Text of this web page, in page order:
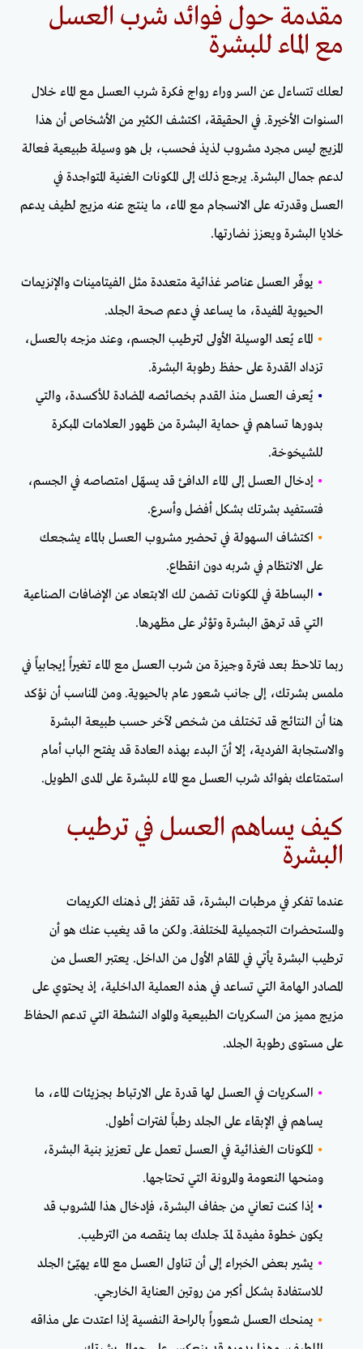
مقدمة حول فوائد شرب العسل
مع الماء للبشرة
لعلك تتساءل عن السر وراء رواج فكرة شرب العسل مع الماء خلال
السنوات الأخيرة. في الحقيقة، اكتشف الكثير من الأشخاص أن هذا
المزيج ليس مجرد مشروب لذيذ فحسب، بل هو وسيلة طبيعية فعالة
لدعم جمال البشرة. يرجع ذلك إلى المكونات الغنية المتواجدة في
العسل وقدرته على الانسجام مع الماء، ما ينتج عنه مزيج لطيف يدعم
خلايا البشرة ويعزز نضارتها.
• يوفّر العسل عناصر غذائية متعددة مثل الفيتامينات والإنزيمات
الحيوية المفيدة، ما يساعد في دعم صحة الجلد.
• الماء يُعد الوسيلة الأولى لترطيب الجسم، وعند مزجه بالعسل،
تزداد القدرة على حفظ رطوبة البشرة.
• يُعرف العسل منذ القدم بخصائصه المضادة للأكسدة، والتي
بدورها تساهم في حماية البشرة من ظهور العلامات المبكرة
للشيخوخة.
• إدخال العسل إلى الماء الدافئ قد يسهّل امتصاصه في الجسم،
فتستفيد بشرتك بشكل أفضل وأسرع.
• اكتشاف السهولة في تحضير مشروب العسل بالماء يشجعك
على الانتظام في شربه دون انقطاع.
• البساطة في المكونات تضمن لك الابتعاد عن الإضافات الصناعية
التي قد ترهق البشرة وتؤثر على مظهرها.
ربما تلاحظ بعد فترة وجيزة من شرب العسل مع الماء تغيراً إيجابياً في
ملمس بشرتك، إلى جانب شعور عام بالحيوية. ومن المناسب أن نؤكد
هنا أن النتائج قد تختلف من شخص لآخر حسب طبيعة البشرة
والاستجابة الفردية، إلا أنّ البدء بهذه العادة قد يفتح الباب أمام
استمتاعك بفوائد شرب العسل مع الماء للبشرة على المدى الطويل.
كيف يساهم العسل في ترطيب
البشرة
عندما تفكر في مرطبات البشرة، قد تقفز إلى ذهنك الكريمات
والمستحضرات التجميلية المختلفة. ولكن ما قد يغيب عنك هو أن
ترطيب البشرة يأتي في المقام الأول من الداخل. يعتبر العسل من
المصادر الهامة التي تساعد في هذه العملية الداخلية، إذ يحتوي على
مزيج مميز من السكريات الطبيعية والمواد النشطة التي تدعم الحفاظ
على مستوى رطوبة الجلد.
• السكريات في العسل لها قدرة على الارتباط بجزيئات الماء، ما
يساهم في الإبقاء على الجلد رطباً لفترات أطول.
• المكونات الغذائية في العسل تعمل على تعزيز بنية البشرة،
ومنحها النعومة والمرونة التي تحتاجها.
• إذا كنت تعاني من جفاف البشرة، فإدخال هذا المشروب قد
يكون خطوة مفيدة لمدّ جلدك بما ينقصه من الترطيب.
• يشير بعض الخبراء إلى أن تناول العسل مع الماء يهيّئ الجلد
للاستفادة بشكل أكبر من روتين العناية الخارجي.
• يمنحك العسل شعوراً بالراحة النفسية إذا اعتدت على مذاقه